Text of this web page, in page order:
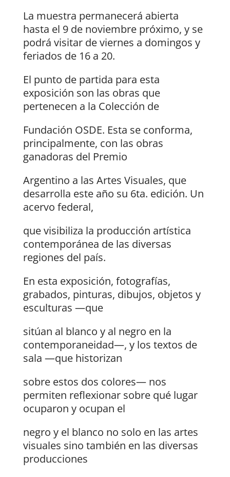
La muestra permanecerá abierta
hasta el 9 de noviembre próximo, y se
podrá visitar de viernes a domingos y
feriados de 16 a 20.
El punto de partida para esta
exposición son las obras que
pertenecen a la Colección de
Fundación OSDE. Esta se conforma,
principalmente, con las obras
ganadoras del Premio
Argentino a las Artes Visuales, que
desarrolla este año su 6ta. edición. Un
acervo federal,
que visibiliza la producción artística
contemporánea de las diversas
regiones del país.
En esta exposición, fotografías,
grabados, pinturas, dibujos, objetos y
esculturas —que
sitúan al blanco y al negro en la
contemporaneidad—, y los textos de
sala —que historizan
sobre estos dos colores— nos
permiten reflexionar sobre qué lugar
ocuparon y ocupan el
negro y el blanco no solo en las artes
visuales sino también en las diversas
producciones